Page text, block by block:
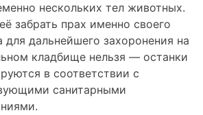
нескольких тел животных.
забрать прах именно своего
для дальнейшего захоронения на
кладбище нельзя — останки
в соответствии с
санитарными